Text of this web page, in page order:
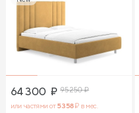
64 300 ₽ 95 250₽
или частями от5 358₽ в мес.